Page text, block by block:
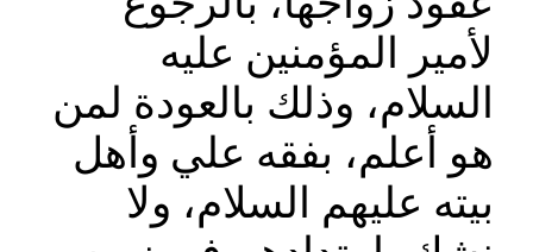
لأمير المؤمنين عليه
السلام، وذلك بالعودة لمن
هو أعلم، بفقه علي وأهل
بيته عليهم السلام، ولا